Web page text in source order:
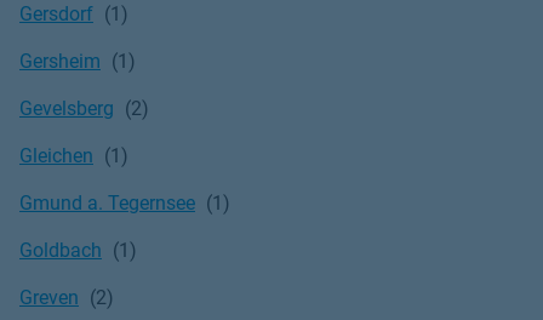
Gersdorf
Gersheim
Gevelsberg
Gleichen
Gmund a. Tegernsee
Goldbach
Greven